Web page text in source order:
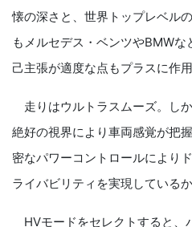
懐の深さと、世界トップレベル
もメルセデス・ベンツやBMW
己主張が適度な点もプラスに作
走りはウルトラスムーズ。し
絶好の視界により車両感覚が把
密なパワーコントロールにより
ライバビリティを実現しているか
HVモードをセレクトすると、